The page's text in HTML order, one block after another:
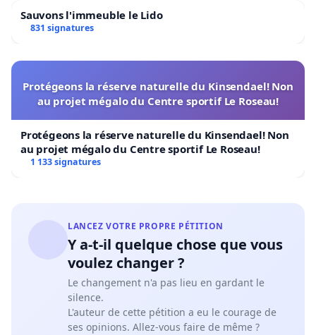
Sauvons l'immeuble le Lido
831 signatures
Protégeons la réserve naturelle du Kinsendael! Non
au projet mégalo du Centre sportif Le Roseau!
Protégeons la réserve naturelle du Kinsendael! Non
au projet mégalo du Centre sportif Le Roseau!
1 133 signatures
LANCEZ VOTRE PROPRE PÉTITION
Y a-t-il quelque chose que vous
voulez changer ?
Le changement n'a pas lieu en gardant le
silence.
L'auteur de cette pétition a eu le courage de
ses opinions. Allez-vous faire de même ?